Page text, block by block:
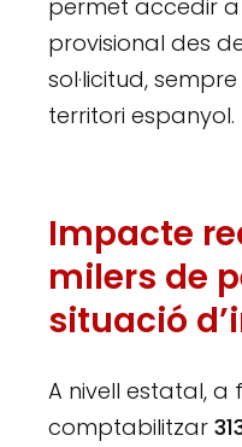
permet accedir
provisional des
sol·licitud,
territori espanyol.
Impacte
milers de
situació
A nivell estatal, a
comptabilitzar